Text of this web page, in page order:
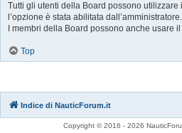
Tutti gli utenti della Board possono utilizzare
l’opzione è stata abilitata dall’amministratore.
I membri della Board possono anche usare
Top
Indice di NauticForum.it
Copyright © 2016 - 2026